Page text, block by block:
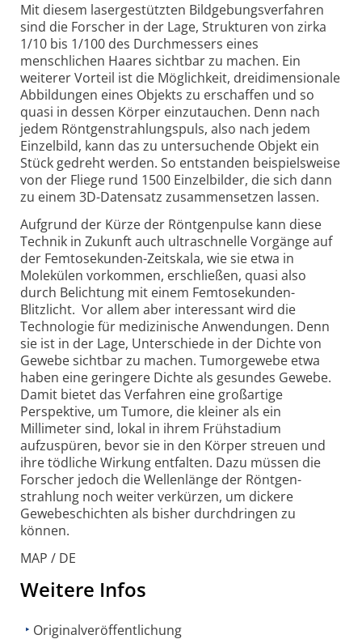
Mit diesem lasergestützten Bildgebungsverfahren
sind die Forscher in der Lage, Strukturen von zirka
1/10 bis 1/100 des Durchmessers eines
menschlichen Haares sichtbar zu machen. Ein
weiterer Vorteil ist die Möglichkeit, dreidimensionale
Abbildungen eines Objekts zu erschaffen und so
quasi in dessen Körper einzutauchen. Denn nach
jedem Röntgen­strahlungs­puls, also nach jedem
Einzelbild, kann das zu untersuchende Objekt ein
Stück gedreht werden. So entstanden beispielsweise
von der Fliege rund 1500 Einzelbilder, die sich dann
zu einem 3D-Datensatz zusammensetzen lassen.
Aufgrund der Kürze der Röntgenpulse kann diese
Technik in Zukunft auch ultraschnelle Vorgänge auf
der Femtosekunden-Zeitskala, wie sie etwa in
Molekülen vorkommen, erschließen, quasi also
durch Belichtung mit einem Femtosekunden-
Blitzlicht. Vor allem aber interessant wird die
Technologie für medizinische Anwendungen. Denn
sie ist in der Lage, Unterschiede in der Dichte von
Gewebe sichtbar zu machen. Tumorgewebe etwa
haben eine geringere Dichte als gesundes Gewebe.
Damit bietet das Verfahren eine großartige
Perspektive, um Tumore, die kleiner als ein
Millimeter sind, lokal in ihrem Frühstadium
aufzuspüren, bevor sie in den Körper streuen und
ihre tödliche Wirkung entfalten. Dazu müssen die
Forscher jedoch die Wellenlänge der Röntgen­
strahlung noch weiter verkürzen, um dickere
Gewebeschichten als bisher durchdringen zu
können.
MAP / DE
Weitere Infos
Originalveröffentlichung